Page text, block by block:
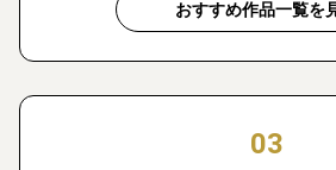
おすすめ作品一覧を
03